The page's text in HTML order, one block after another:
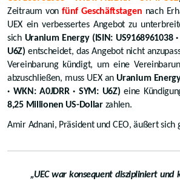
Zeitraum vonfünf Geschäftstagen nach
UEX ein verbessertes Angebot zu
sich Uranium Energy (ISIN: US9168961038 ·
U6Z) entscheidet, das Angebot nicht
Vereinbarung kündigt, um eine
abzuschließen, muss UEX anUranium
· WKN: A0JDRR · SYM: U6Z) eine
8,25 Millionen US-Dollarzahlen.
Amir Adnani, Präsident und CEO, äußert sich
„UEC war konsequent diszipliniert und